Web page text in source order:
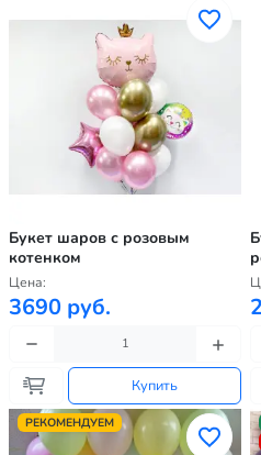
Букет шаров с розовым
котенком
Цена:
3690 руб.
Купить
РЕКОМЕНДУЕМ